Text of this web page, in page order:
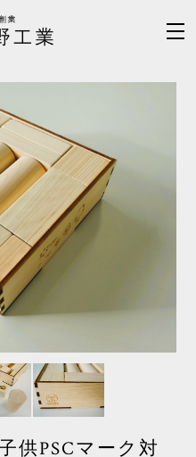
供PSCマーク対